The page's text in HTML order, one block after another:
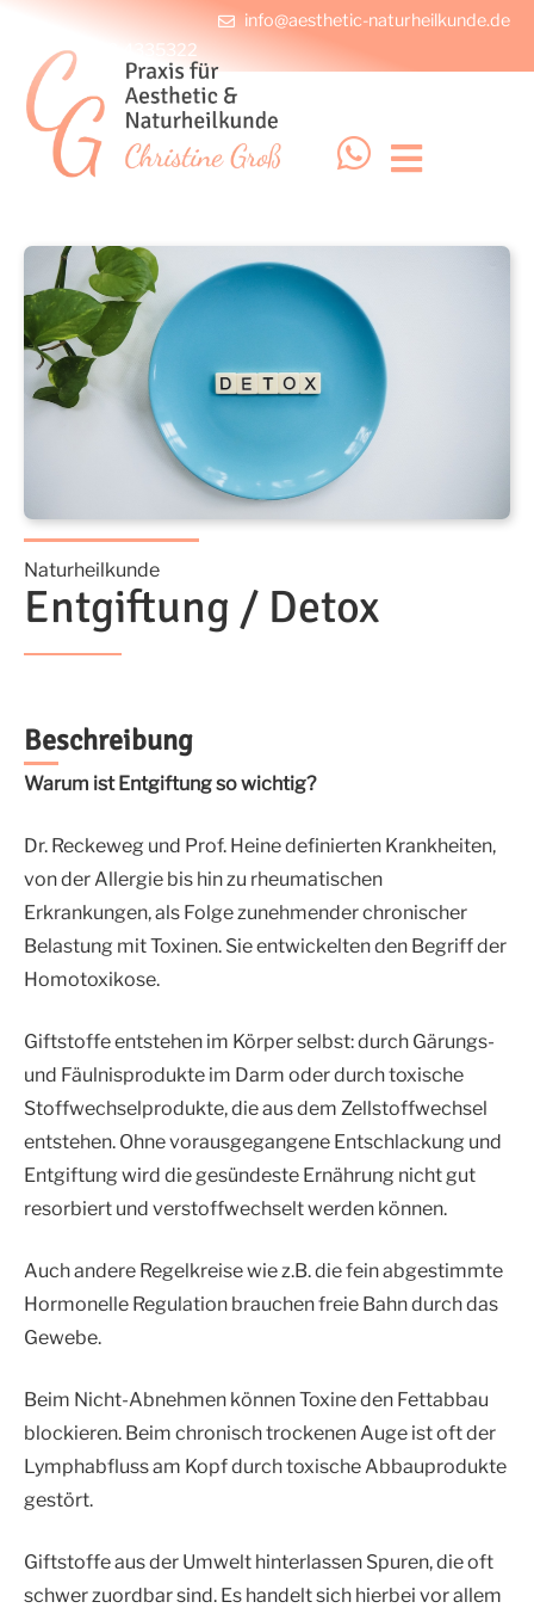
info@aesthetic-naturheilkunde.de
+49 228 4335322
Naturheilkunde
Entgiftung / Detox
Beschreibung
Warum ist Entgiftung so wichtig?
Dr. Reckeweg und Prof. Heine definierten Krankheiten,
von der Allergie bis hin zu rheumatischen
Erkrankungen, als Folge zunehmender chronischer
Belastung mit Toxinen. Sie entwickelten den Begriff der
Homotoxikose.
Giftstoffe entstehen im Körper selbst: durch Gärungs-
und Fäulnisprodukte im Darm oder durch toxische
Stoffwechselprodukte, die aus dem Zellstoffwechsel
entstehen. Ohne vorausgegangene Entschlackung und
Entgiftung wird die gesündeste Ernährung nicht gut
resorbiert und verstoffwechselt werden können.
Auch andere Regelkreise wie z.B. die fein abgestimmte
Hormonelle Regulation brauchen freie Bahn durch das
Gewebe.
Beim Nicht-Abnehmen können Toxine den Fettabbau
blockieren. Beim chronisch trockenen Auge ist oft der
Lymphabfluss am Kopf durch toxische Abbauprodukte
gestört.
Giftstoffe aus der Umwelt hinterlassen Spuren, die oft
schwer zuordbar sind. Es handelt sich hierbei vor allem